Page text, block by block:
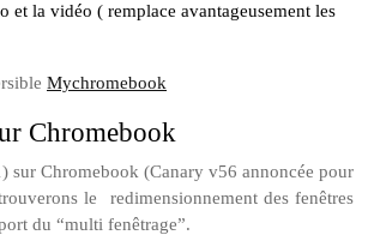
et la vidéo ( remplace avantageusement les
Mychromebook
Chromebook
sur Chromebook (Canary v56 annoncée pour
le redimensionnement des fenêtres
du “multi fenêtrage”.